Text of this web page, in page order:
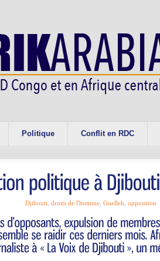
Politique Conflit en RDC
Djibouti droits de l'homme Guelleh opposition